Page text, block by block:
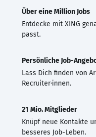
Über eine Million Jobs
Entdecke mit XING
passt.
Persönliche Job-
Lass Dich finden von
Recruiter·innen.
21 Mio. Mitglieder
Knüpf neue Kontakte
besseres Job-Leben.